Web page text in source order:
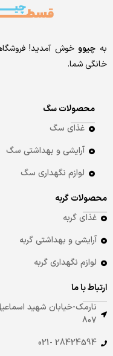
به چیوو خوش آمدید!
خانگی شما.
محصولات سگ
غذای سگ
آرایشی و بهداشتی سگ
لوازم نگهداری سگ
محصولات گربه
غذای گربه
آرایشی و بهداشتی گربه
لوازم نگهداری گربه
ارتباط با ما
807
28424594 -021